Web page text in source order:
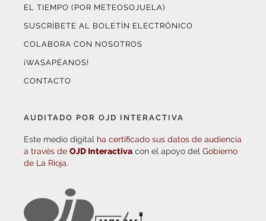
EL TIEMPO (POR METEOSOJUELA)
SUSCRÍBETE AL BOLETÍN ELECTRÓNICO
COLABORA CON NOSOTROS
¡WASAPÉANOS!
CONTACTO
AUDITADO POR OJD INTERACTIVA
Este medio digital ha certificado sus datos de audiencia
a través de OJD Interactiva con el apoyo del Gobierno
de La Rioja.